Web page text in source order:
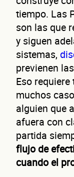
tiempo. Las
son las que
y siguen
sistemas,
previenen
Eso
muchos
alguien que
afuera con
partida
flujo de
cuando el
Sitio
Razón social
RFC de la
Lo usamos solo
Código Postal